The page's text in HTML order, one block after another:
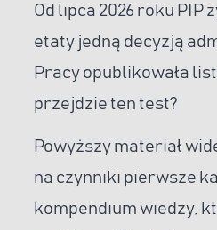
Od lipca 2026 roku
etaty jedną decyzją
Pracy opublikowała
przejdzie ten test?
Powyższy materiał
na czynniki pierwsze
kompendium wiedzy,